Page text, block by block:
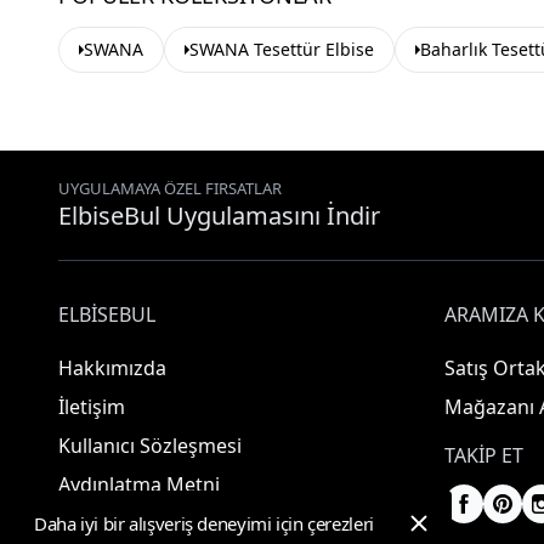
SWANA SWANA Tesettür Elbise Baharlık
UYGULAMAYA ÖZEL FIRSATLAR
ElbiseBul Uygulamasını İndir
ELBISEBUL
Hakkımızda
İletişim
Kullanıcı Sözleşmesi
Aydınlatma Metni
ARAMIZA
Satış
Mağazanı
TAKIP ET
Daha iyi bir alışveriş deneyimi için çerezleri